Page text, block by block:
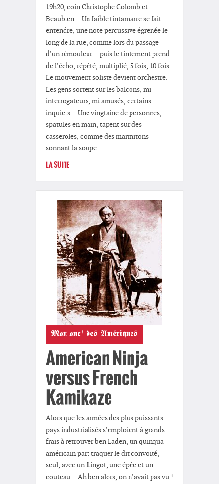
19h20, coin Christophe Colomb et
Beaubien… Un faible tintamarre se fait
entendre, une note percussive égrenée le
long de la rue, comme lors du passage
d’un rémouleur… puis le tintement prend
de l’écho, répété, multiplié, 5 fois, 10 fois.
Le mouvement soliste devient orchestre.
Les gens sortent sur les balcons, mi
interrogateurs, mi amusés, certains
inquiets… Une vingtaine de personnes,
spatules en main, tapent sur des
casseroles, comme des marmitons
sonnant la soupe.
LA SUITE
Mon onc' des Amériques
American Ninja
versus French
Kamikaze
Alors que les armées des plus puissants
pays industrialisés s’emploient à grands
frais à retrouver ben Laden, un quinqua
américain part traquer le dit convoité,
seul, avec un flingot, une épée et un
couteau… Ah ben alors, on n’avait pas vu !